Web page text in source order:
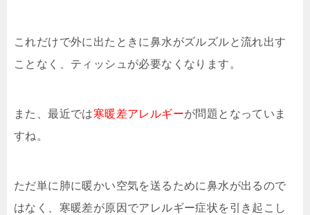
これだけで外に出たときに鼻水がズルズルと流れ出す
ことなく、ティッシュが必要なくなります。
また、最近では寒暖差アレルギーが問題となっていま
すね。
ただ単に肺に暖かい空気を送るために鼻水が出るので
はなく、寒暖差が原因でアレルギー症状を引き起こし